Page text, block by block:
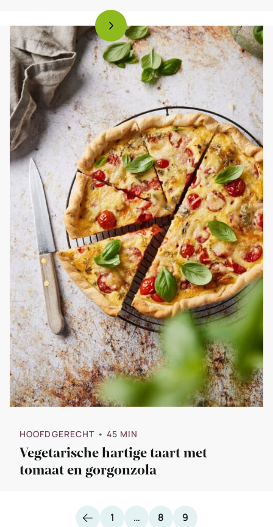
HOOFDGERECHT • 45 MIN
Vegetarische hartige taart met
tomaat en gorgonzola
VorigePagina
1 … Pagina
8 Pagina
9